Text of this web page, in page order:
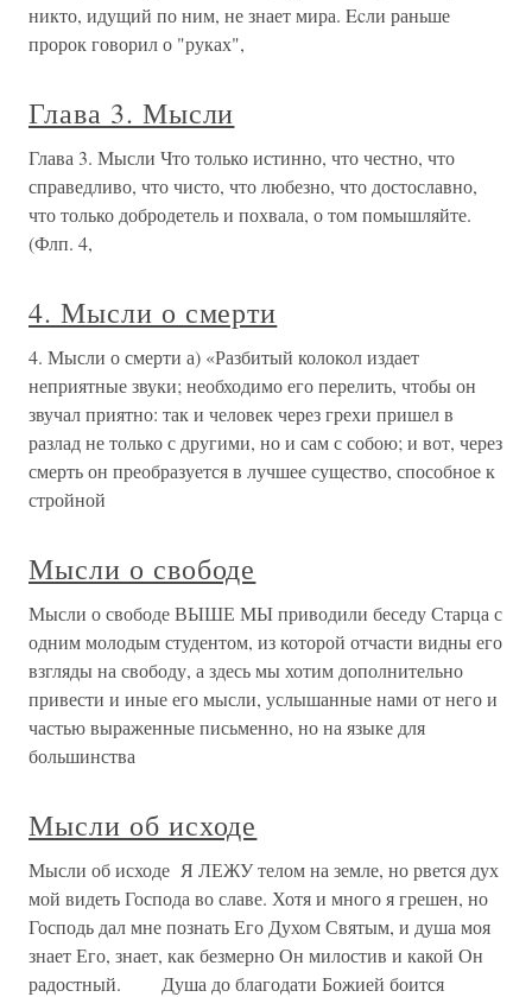
никто, идущий по ним, не знает мира. Ecли раньше
пророк говорил о "руках",
Глава 3. Мысли
Глава 3. Мысли Что только истинно, что честно, что
справедливо, что чисто, что любезно, что достославно,
что только добродетель и похвала, о том помышляйте.
(Флп. 4,
4. Мысли о смерти
4. Мысли о смерти а) «Разбитый колокол издает
неприятные звуки; необходимо его перелить, чтобы он
звучал приятно: так и человек через грехи пришел в
разлад не только с другими, но и сам с собою; и вот, через
смерть он преобразуется в лучшее существо, способное к
стройной
Мысли о свободе
Мысли о свободе ВЫШЕ МЫ приводили беседу Старца с
одним молодым студентом, из которой отчасти видны его
взгляды на свободу, а здесь мы хотим дополнительно
привести и иные его мысли, услышанные нами от него и
частью выраженные письменно, но на языке для
большинства
Мысли об исходе
Мысли об исходе Я ЛЕЖУ телом на земле, но рвется дух
мой видеть Господа во славе. Хотя и много я грешен, но
Господь дал мне познать Его Духом Святым, и душа моя
знает Его, знает, как безмерно Он милостив и какой Он
радостный. Душа до благодати Божией боится